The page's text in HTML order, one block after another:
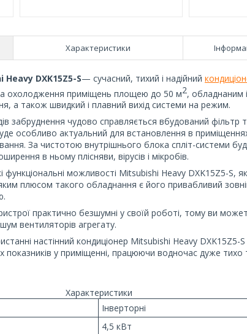
Характеристики
DXK15Z5-S— сучасний, тихий і надійний
охолодження приміщень площею до 50 м2, обладнаним
а також швидкий і плавний вихід системи на режим.
забруднення чудово справляється вбудований
особливо актуальний для встановлення в
За чистотою внутрішнього блока спліт-системи
в ньому плісняви, вірусів і мікробів.
можливості Mitsubishi Heavy DXK15Z5-S,
плюсом такого обладнання є його привабливий
практично безшумні у своїй роботі, тому ви
вентиляторів агрегату.
настінний кондиціонер Mitsubishi Heavy DXK15Z5-
показників у приміщенні, працюючи водночас дуже
Характеристики
Інверторні
4,5 кВт